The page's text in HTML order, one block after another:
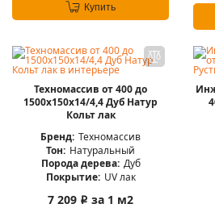
Купить
Техномассив от 400 до
1500х150х14/4,4 Дуб Натур
Кольт лак
Бренд: Техномассив
Тон: Натуральный
Порода дерева: Дуб
Покрытие: UV лак
7 209 i за 1 м2